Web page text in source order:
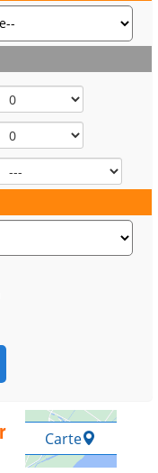
Carte